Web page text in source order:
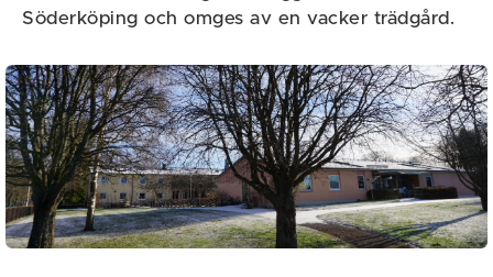
Söderköping och omges av en vacker trädgård.